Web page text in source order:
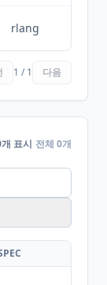
rlang
1 / 1 다음
표시 전체 0개